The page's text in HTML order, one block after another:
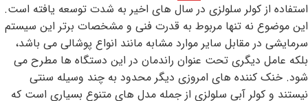
استفاده از کولر سلولزی در سال های اخیر به شدت توسعه یافته است.
این موضوع نه تنها مربوط به قدرت فنی و مشخصات برتر این سیستم
سرمایشی در مقابل سایر موارد مشابه مانند انواع پوشالی می باشد،
بلکه عامل دیگری تحت عنوان راندمان در این دستگاه ها مطرح می
شود. خنک کننده های امروزی دیگر محدود به چند وسیله سنتی
نیستند و کولر آبی سلولزی از جمله مدل های متنوع بسیاری است که